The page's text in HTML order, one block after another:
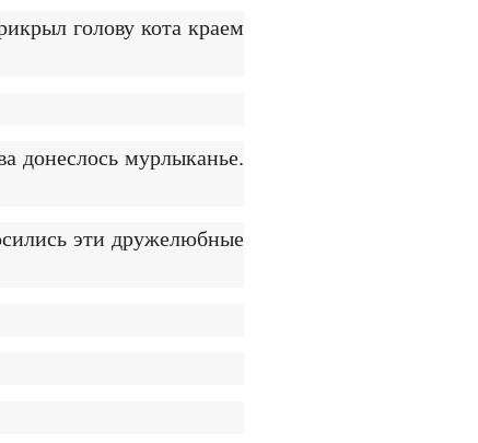
голову кота краем
донеслось мурлыканье.
эти дружелюбные